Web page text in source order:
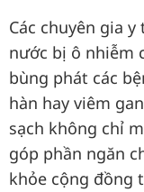
Các chuyên gia
nước bị ô nhiễm
bùng phát các
hàn hay viêm
sạch không chỉ
góp phần ngăn
khỏe cộng đồng